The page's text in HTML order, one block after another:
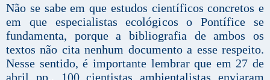
Não se sabe em que estudos científicos concretos e
em que especialistas ecológicos o Pontífice se
fundamenta, porque a bibliografia de ambos os
textos não cita nenhum documento a esse respeito.
Nesse sentido, é importante lembrar que em 27 de
abril pp., 100 cientistas ambientalistas enviaram